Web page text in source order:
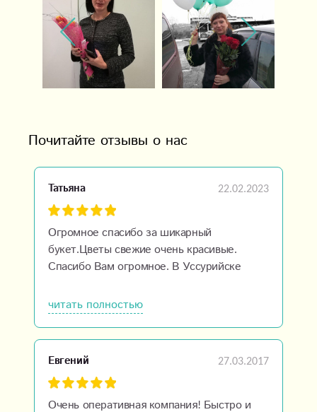
Почитайте отзывы о нас
Татьяна 22.02.2023
Огромное спасибо за шикарный
букет.Цветы свежие очень красивые.
Спасибо Вам огромное. В Уссурийске
компании!!!!
читать полностью
Евгений 27.03.2017
Очень оперативная компания! Быстро и